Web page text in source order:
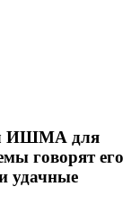
ИШМА для
говорят его
удачные